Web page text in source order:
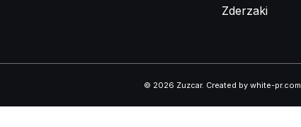
Zderzaki
© 2026 Zuzcar. Created by white-pr.com